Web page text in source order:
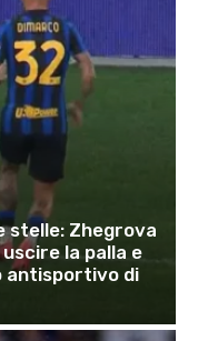
stelle: Zhegrova
la palla e
antisportivo di